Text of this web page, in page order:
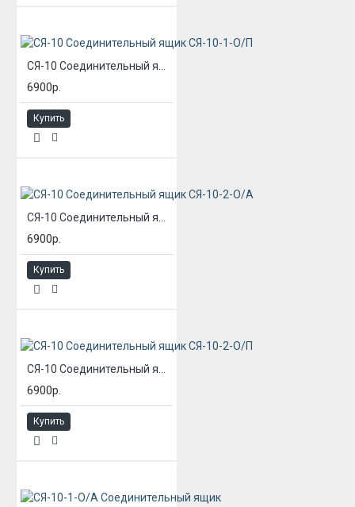
6900р.
Купить
6900р.
Купить
6900р.
Купить